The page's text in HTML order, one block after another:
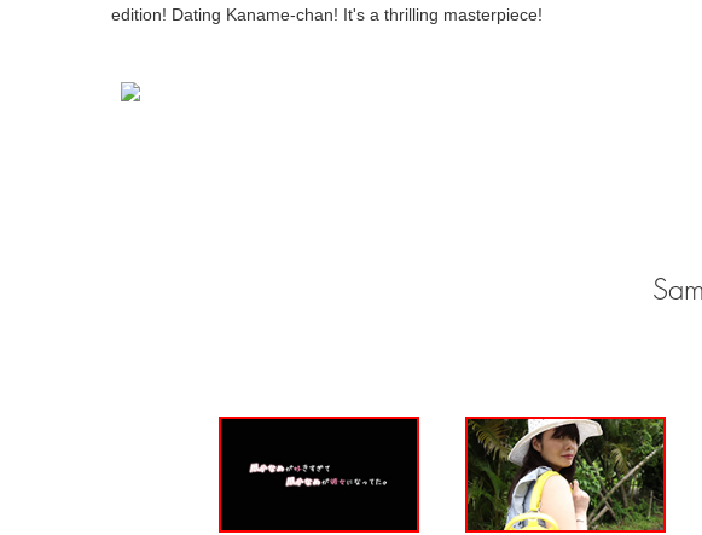
edition! Dating Kaname-chan! It's a thrilling masterpiece!